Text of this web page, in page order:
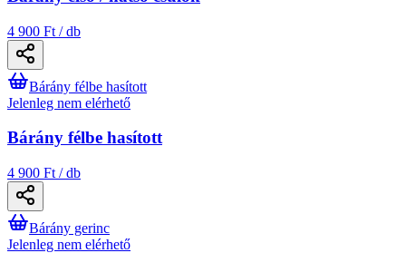
4 900 Ft / db
Bárány félbe hasított
Jelenleg nem elérhető
Bárány félbe hasított
4 900 Ft / db
Bárány gerinc
Jelenleg nem elérhető